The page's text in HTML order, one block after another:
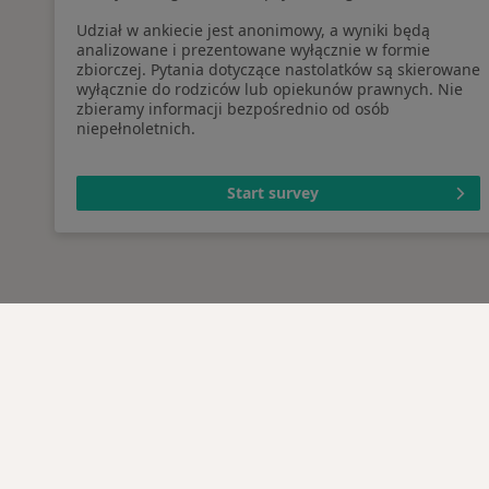
Udział w ankiecie jest anonimowy, a wyniki będą
analizowane i prezentowane wyłącznie w formie
zbiorczej. Pytania dotyczące nastolatków są skierowane
wyłącznie do rodziców lub opiekunów prawnych. Nie
zbieramy informacji bezpośrednio od osób
niepełnoletnich.
Start survey